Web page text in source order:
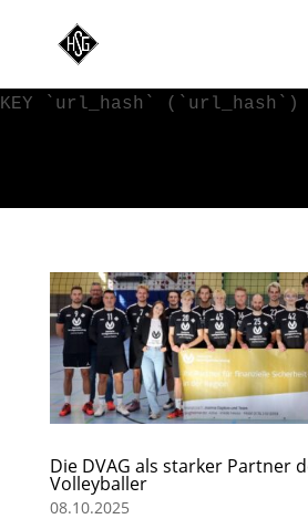
'url_hash']
KEY `url_hash` (`url_hash`)
Die DVAG als starker Partner
Volleyballer
08.10.2025